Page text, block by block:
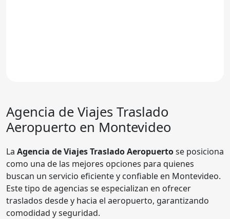
Agencia de Viajes Traslado
Aeropuerto en Montevideo
La Agencia de Viajes Traslado Aeropuertose posiciona
como una de las mejores opciones para quienes
buscan un servicio eficiente y confiable en Montevideo.
Este tipo de agencias se especializan en ofrecer
traslados desde y hacia el aeropuerto, garantizando
comodidad y seguridad.